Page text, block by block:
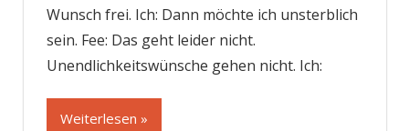
Wunsch frei. Ich: Dann möchte ich unsterblich
sein. Fee: Das geht leider nicht.
Unendlichkeitswünsche gehen nicht. Ich:
Weiterlesen »